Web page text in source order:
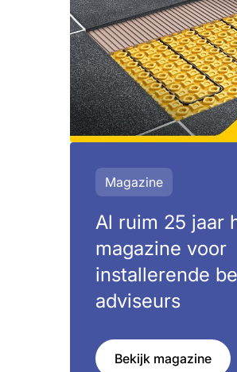
Magazine
Al ruim 25 jaar
magazine voor
installerende
adviseurs
Bekijk magazine